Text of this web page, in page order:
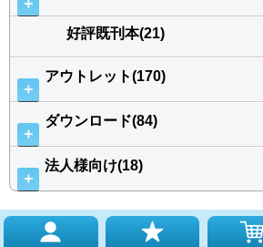
＋
好評既刊本(21)
＋
アウトレット(170)
＋
ダウンロード(84)
＋
法人様向け(18)